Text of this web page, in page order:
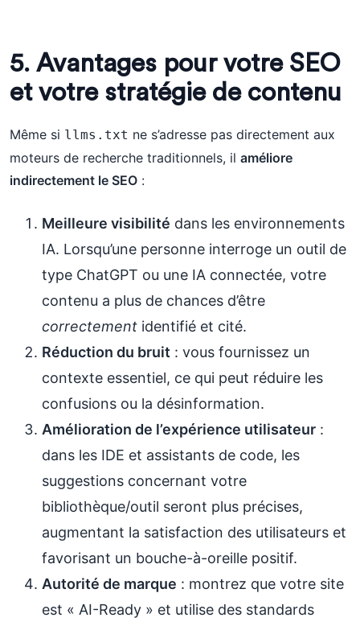
5. Avantages pour votre SEO
et votre stratégie de contenu
Même si llms.txt ne s’adresse pas directement aux
moteurs de recherche traditionnels, il améliore
indirectement le SEO :
Meilleure visibilité dans les environnements
IA. Lorsqu’une personne interroge un outil de
type ChatGPT ou une IA connectée, votre
contenu a plus de chances d’être
correctement identifié et cité.
Réduction du bruit : vous fournissez un
contexte essentiel, ce qui peut réduire les
confusions ou la désinformation.
Amélioration de l’expérience utilisateur :
dans les IDE et assistants de code, les
suggestions concernant votre
bibliothèque/outil seront plus précises,
augmentant la satisfaction des utilisateurs et
favorisant un bouche-à-oreille positif.
Autorité de marque : montrez que votre site
est « AI-Ready » et utilise des standards